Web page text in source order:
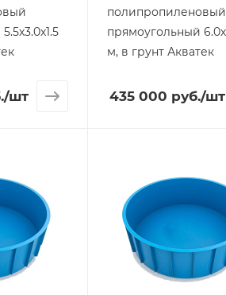
/шт
полипропиленовый
прямоугольный 6.0х3.0х1.5
м, в грунт Акватек
435 000 руб./шт